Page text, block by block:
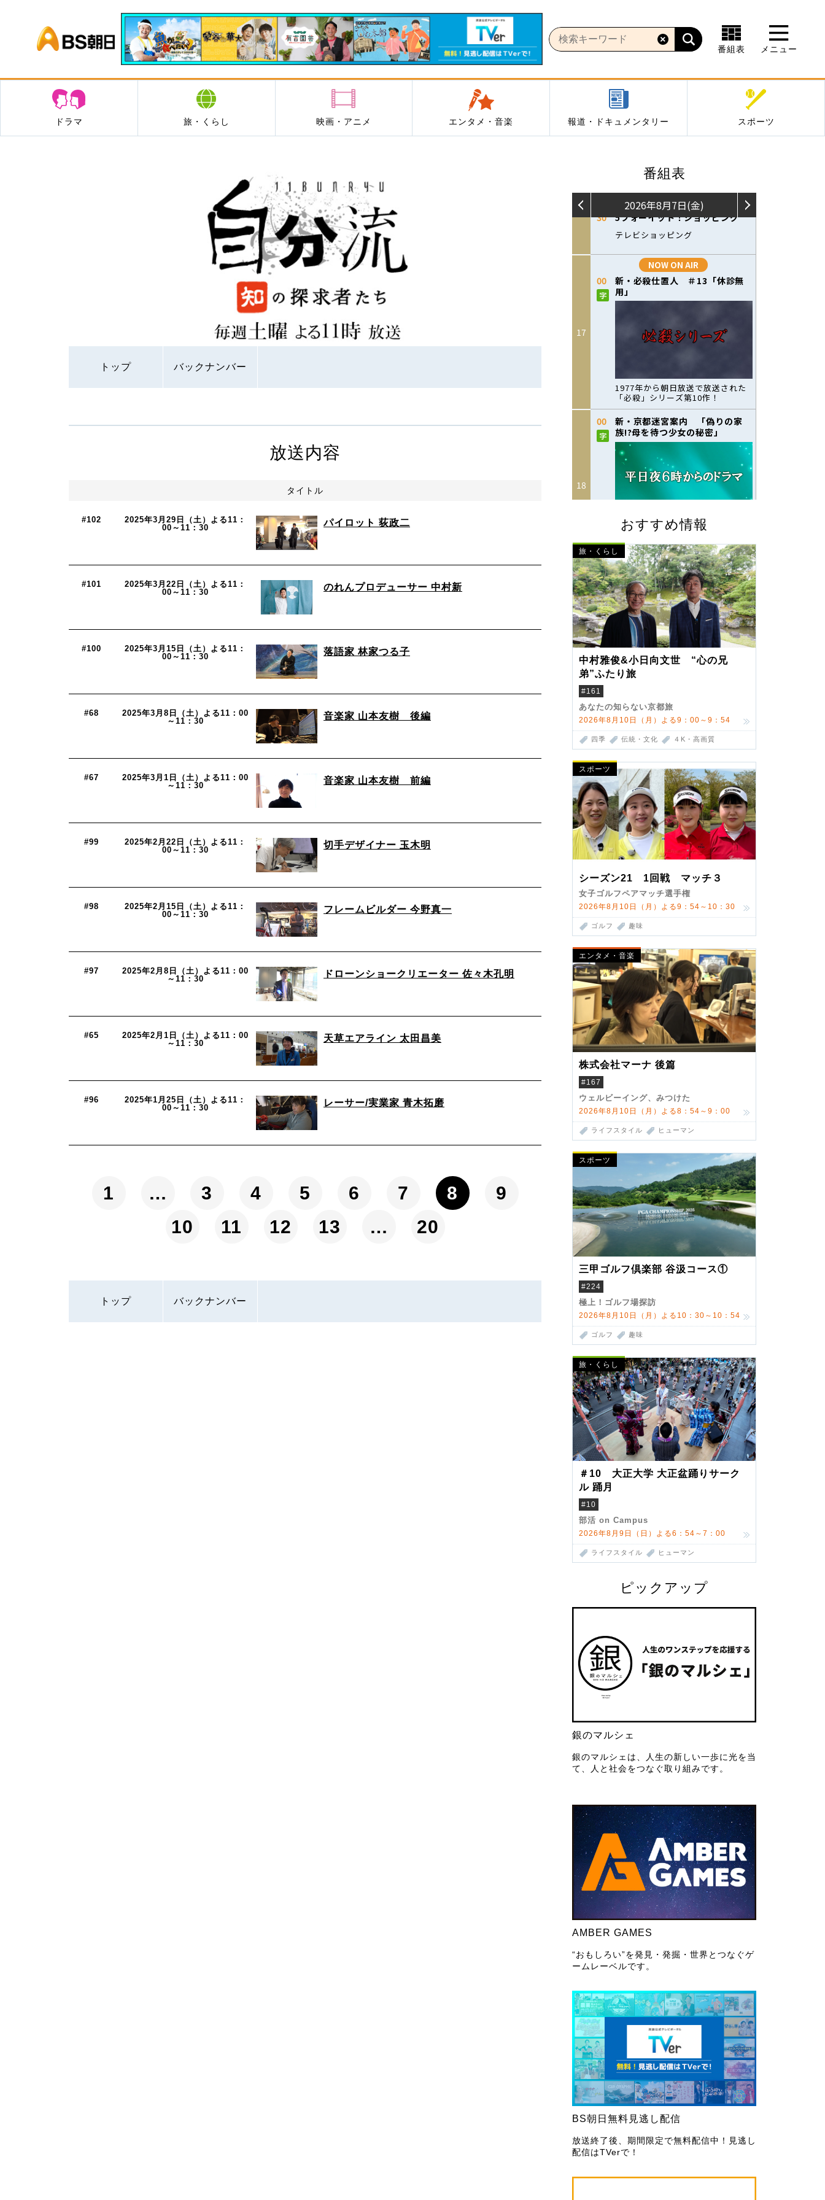
BS朝日
番組表 メニュー
ドラマ 旅・くらし 映画・アニメ エンタメ・音楽 報道・ドキュメンタリー スポーツ
トップ バックナンバー
番組表
おすすめ情報
旅・くらし
中村雅俊&小日向文世 “心の兄
弟”ふたり旅
#161
あなたの知らない京都旅
2026年8月10日（月）よる9：00～9：54
四季 伝統・文化 ４K・高画質
スポーツ
シーズン21 1回戦 マッチ３
女子ゴルフペアマッチ選手権
2026年8月10日（月）よる9：54～10：30
ゴルフ 趣味
エンタメ・音楽
株式会社マーナ 後篇
#167
ウェルビーイング、みつけた
2026年8月10日（月）よる8：54～9：00
ライフスタイル ヒューマン
スポーツ
三甲ゴルフ倶楽部 谷汲コース①
#224
極上！ゴルフ場探訪
2026年8月10日（月）よる10：30～10：54
ゴルフ 趣味
旅・くらし
＃10 大正大学 大正盆踊りサーク
ル 踊月
#10
部活 on Campus
2026年8月9日（日）よる6：54～7：00
ライフスタイル ヒューマン
ピックアップ
銀のマルシェ
銀のマルシェは、人生の新しい一歩に光を当
て、人と社会をつなぐ取り組みです。
AMBER GAMES
“おもしろい”を発見・発掘・世界とつなぐゲ
ームレーベルです。
BS朝日無料見逃し配信
放送終了後、期間限定で無料配信中！見逃し
配信はTVerで！
放送内容
タイトル
#102
2025年3月29日（土）よる11：
00～11：30
パイロット 荻政二
#101
2025年3月22日（土）よる11：
00～11：30
のれんプロデューサー 中村新
#100
2025年3月15日（土）よる11：
00～11：30
落語家 林家つる子
#68
2025年3月8日（土）よる11：00
～11：30
音楽家 山本友樹 後編
#67
2025年3月1日（土）よる11：00
～11：30
音楽家 山本友樹 前編
#99
2025年2月22日（土）よる11：
00～11：30
切手デザイナー 玉木明
#98
2025年2月15日（土）よる11：
00～11：30
フレームビルダー 今野真一
#97
2025年2月8日（土）よる11：00
～11：30
ドローンショークリエーター 佐々木孔明
#65
2025年2月1日（土）よる11：00
～11：30
天草エアライン 太田昌美
#96
2025年1月25日（土）よる11：
00～11：30
レーサー/実業家 青木拓磨
1 … 3 4 5 6 7 8
9
10
11 12 13 … 20
トップ バックナンバー